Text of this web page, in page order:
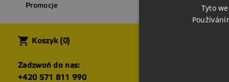
Promocje
shopping_cart Koszyk (0)
Zadzwoń do nas:
+420 571 811 990
Tyto